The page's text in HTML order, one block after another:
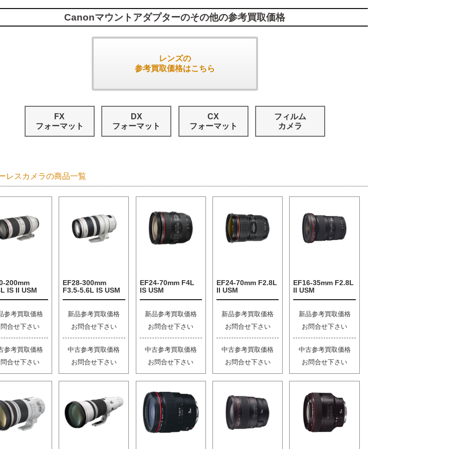
Canonマウントアダプターのその他の参考買取価格
レンズの
参考買取価格はこちら
FX
フォーマット
DX
フォーマット
CX
フォーマット
フィルム
カメラ
レスカメラの商品一覧
200mm
IS II USM
参考買取価格
合せ下さい
参考買取価格
合せ下さい
EF28-300mm
F3.5-5.6L IS USM
新品参考買取価格
お問合せ下さい
中古参考買取価格
お問合せ下さい
EF24-70mm F4L
IS USM
新品参考買取価格
お問合せ下さい
中古参考買取価格
お問合せ下さい
EF24-70mm F2.8L
II USM
新品参考買取価格
お問合せ下さい
中古参考買取価格
お問合せ下さい
EF16-35mm F2.8L
II USM
新品参考買取価格
お問合せ下さい
中古参考買取価格
お問合せ下さい